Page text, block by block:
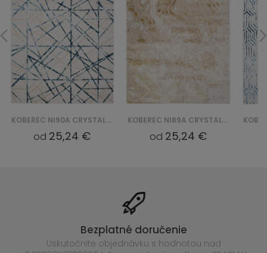
KOBEREC NI90A CRYSTAL GYU - NIEBIESKI
od 25,24 €
KOBEREC NI89A CRYSTAL GYU - BEŻOWY
od 25,24 €
Bezplatné doručenie
Uskutočnite objednávku s hodnotou nad